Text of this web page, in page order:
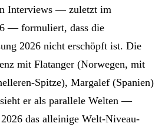
Interviews — zuletzt im
— formuliert, dass die
2026 nicht erschöpft ist. Die
mit Flatanger (Norwegen, mit
Spitze), Margalef (Spanien)
er als parallele Welten —
das alleinige Welt-Niveau-